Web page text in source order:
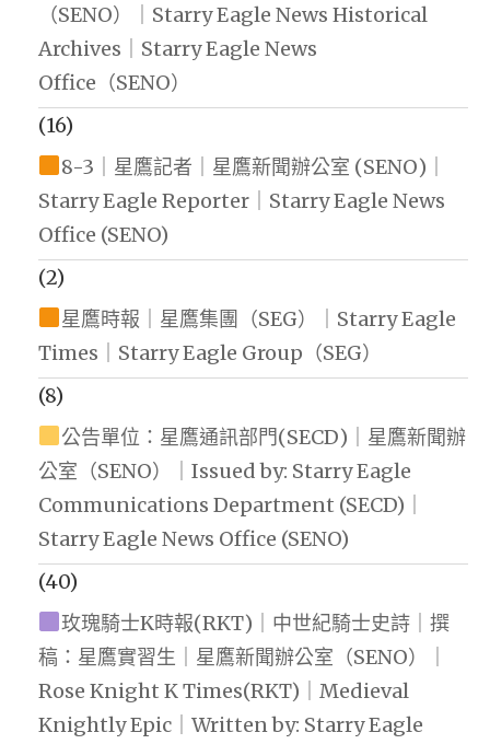
（SENO）｜Starry Eagle News Historical
Archives｜Starry Eagle News
Office（SENO）
(16)
8-3｜星鷹記者｜星鷹新聞辦公室 (SENO)｜
Starry Eagle Reporter｜Starry Eagle News
Office (SENO)
(2)
星鷹時報｜星鷹集團（SEG）｜Starry Eagle
Times｜Starry Eagle Group（SEG）
(8)
公告單位：星鷹通訊部門(SECD)｜星鷹新聞辦
公室（SENO）｜Issued by: Starry Eagle
Communications Department (SECD)｜
Starry Eagle News Office (SENO)
(40)
玫瑰騎士K時報(RKT)｜中世紀騎士史詩｜撰
稿：星鷹實習生｜星鷹新聞辦公室（SENO）｜
Rose Knight K Times(RKT)｜Medieval
Knightly Epic｜Written by: Starry Eagle